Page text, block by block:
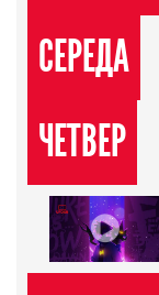
СЕРЕДА
ЧЕТВЕР